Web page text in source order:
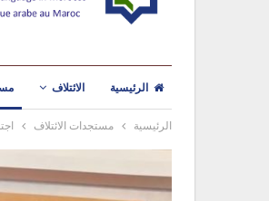
الرئيسية الائتلاف
الرئيسية مستجدات الائتلاف